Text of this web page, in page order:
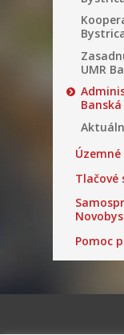
UMR
Tlačové
Pomoc